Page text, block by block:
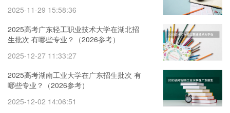
2025-11-29 15:58:36
2025高考广东轻工职业技术大学在湖北招
生批次 有哪些专业？（2026参考）
2025-12-27 11:33:27
2025高考湖南工业大学在广东招生批次 有
哪些专业？（2026参考）
2025-12-02 14:06:51